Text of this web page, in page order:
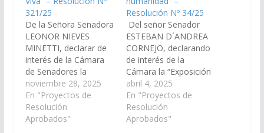
321/25
De la Señora Senadora
LEONOR NIEVES
MINETTI, declarar de
interés de la Cámara
de Senadores la
exposición de objetos
del pasado El Gaucho
"Tradición Viva",
organizada por el
noviembre 28, 2025
En "Proyectos de
Resolución
Aprobados"
Resolución Nº 34/25
Del señor Senador
ESTEBAN D´ANDREA
CORNEJO, declarando
de interés de la
Cámara la “Exposición
Fotográfica sobre
Mujeres destacadas en
la historia de la
humanidad”,
abril 4, 2025
En "Proyectos de
Resolución
Aprobados"